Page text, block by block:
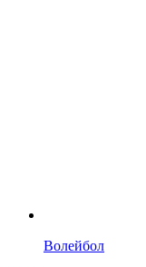
Волейбол